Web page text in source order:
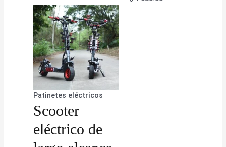
Patinetes eléctricos
Scooter
eléctrico de